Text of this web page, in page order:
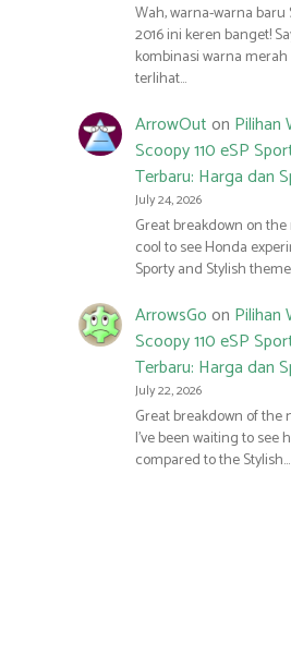
Wah, warna-warna baru
2016 ini keren banget!
kombinasi warna
terlihat…
ArrowOuton Pilihan
Scoopy 110 eSP
Terbaru: Harga dan
July 24, 2026
Great breakdown on the
cool to see Honda
Sporty and Stylish
ArrowsGoon Pilihan
Scoopy 110 eSP
Terbaru: Harga dan
July 22, 2026
Great breakdown of the
I’ve been waiting to see
compared to the Stylish…